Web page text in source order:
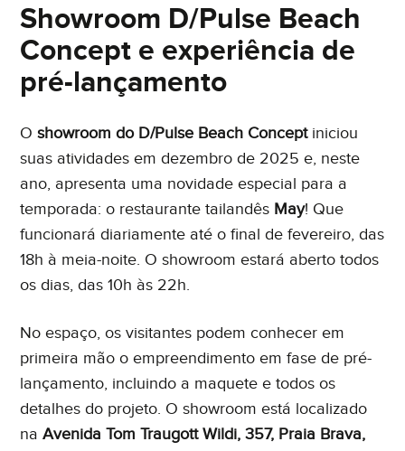
Showroom D/Pulse Beach
Concept e experiência de
pré-lançamento
Oshowroom do D/Pulse Beach Conceptiniciou
suas atividades em dezembro de 2025 e, neste
ano, apresenta uma novidade especial para a
temporada: o restaurante tailandês May! Que
funcionará diariamente até o final de fevereiro, das
18h à meia-noite. O showroom estará aberto todos
os dias, das 10h às 22h.
No espaço, os visitantes podem conhecer em
primeira mão o empreendimento em fase de pré-
lançamento, incluindo a maquete e todos os
detalhes do projeto. O showroom está localizado
naAvenida Tom Traugott Wildi, 357, Praia Brava,